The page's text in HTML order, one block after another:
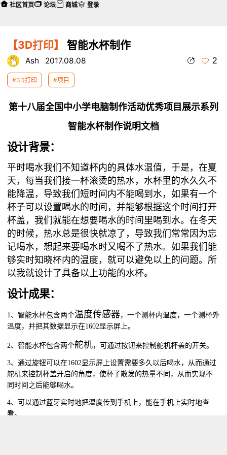
【3D打印】 智能水杯制作
Ash 2017.08.08 2
#3D打印 #项目
第十八届全国中小学电脑制作活动优秀项目展示系列
智能水杯制作说明文档
设计背景：
平时喝水我们不知道杯内的具体水温值，于是，在夏
天，每当我们接一杯滚烫的热水，水杯里的水久久不
能降温，导致我们短时间内不能喝到水，如果有一个
杯子可以设置喝水的时间，并能够根据这个时间打开
杯盖，我们就能在想要喝水的时间里喝到水。在冬天
的时候，热水总是很快就凉了，导致我们常常因为忘
记喝水，想起来要喝水时又喝不了热水。如果我们能
够实时知晓杯内的温度，就可以避免以上的问题。所
以我就设计了具备以上功能的水杯。
设计成果：
1、智能水杯包含两个温度传感器，一个测杯内温度，一个测杯外
温度，并把其数据显示在1602显示屏上。
2、智能水杯包含两个舵机，可通过按钮来控制舵机杯盖的开关。
3、通过旋钮可以在1602显示屏上设置需要多久以后喝水，从而通过
舵机来控制杯盖开启的角度，使杯子散发的热量不同，从而实现不
同时间之后能够喝水。
4、可以通过蓝牙实时地把温度传到手机上，能在手机上实时地查
看。
社区首页 论坛 商城 登录